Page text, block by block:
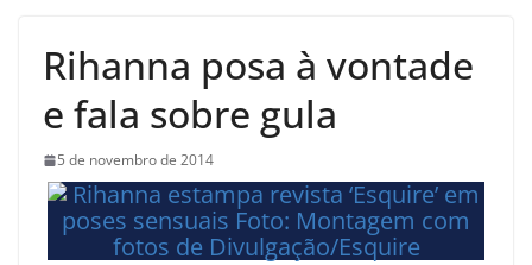
Rihanna posa à vontade
e fala sobre gula
5 de novembro de 2014